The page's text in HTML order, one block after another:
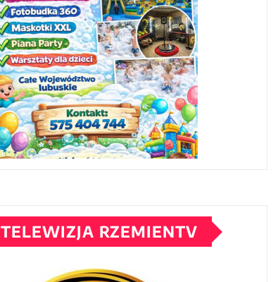
TELEWIZJA RZEMIENTV